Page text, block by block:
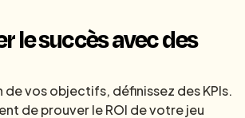
le succès avec des
de vos objectifs, définissez des KPIs.
de prouver le ROI de votre jeu